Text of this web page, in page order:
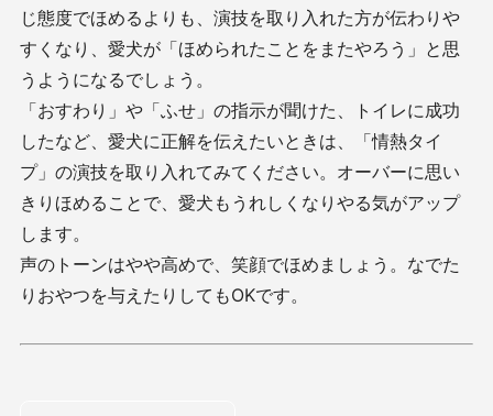
じ態度でほめるよりも、演技を取り入れた方が伝わりや
すくなり、愛犬が「ほめられたことをまたやろう」と思
うようになるでしょう。
「おすわり」や「ふせ」の指示が聞けた、トイレに成功
したなど、愛犬に正解を伝えたいときは、「情熱タイ
プ」の演技を取り入れてみてください。オーバーに思い
きりほめることで、愛犬もうれしくなりやる気がアップ
します。
声のトーンはやや高めで、笑顔でほめましょう。なでた
りおやつを与えたりしてもOKです。